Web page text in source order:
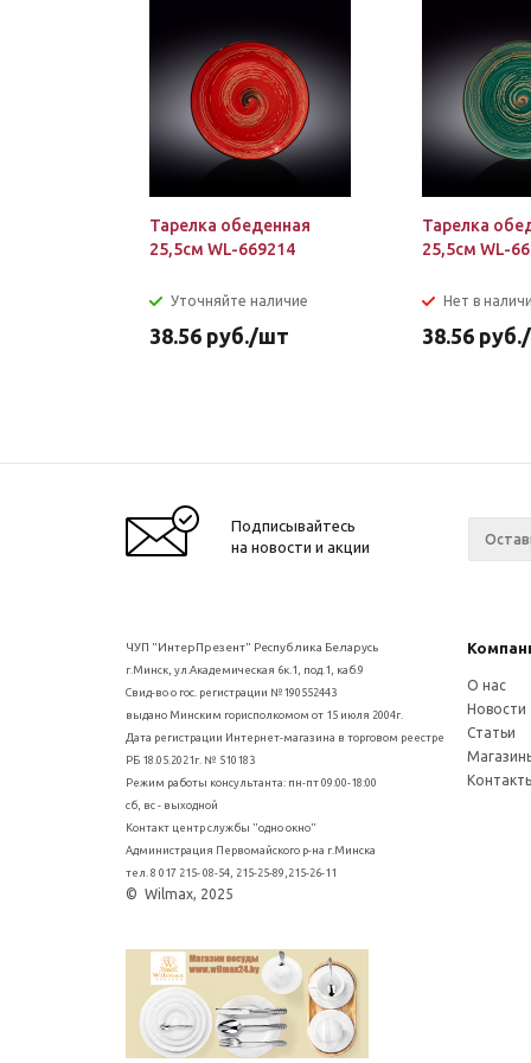
Тарелка обеденная
25,5см WL-669214
Уточняйте наличие
38.56 руб./шт
Тарелка
25,5см WL-
Нет в
38.56 руб.
Подписывайтесь
на новости и акции
ЧУП "ИнтерПрезент" Республика Беларусь
г.Минск, ул.Академическая 6к.1, под.1, каб.9
Свид-во о гос. регистрации №190552443
выдано Минским горисполкомом от 15 июля 2004г.
Дата регистрации Интернет-магазина в торговом реестре
РБ 18.05.2021г. № 510183
Режим работы консультанта: пн-пт 09:00-18:00
сб, вс - выходной
Контакт центр службы "одно окно"
Администрация Первомайского р-на г.Минска
тел. 8 017 215- 08-54, 215-25-89,215-26-11
© Wilmax, 2025
О нас
Новости
Статьи